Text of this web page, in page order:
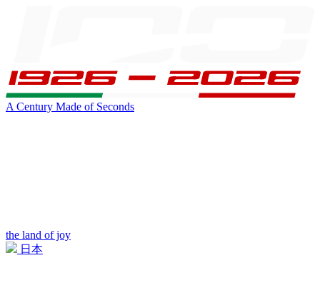
A Century Made of Seconds
the land of joy
日本